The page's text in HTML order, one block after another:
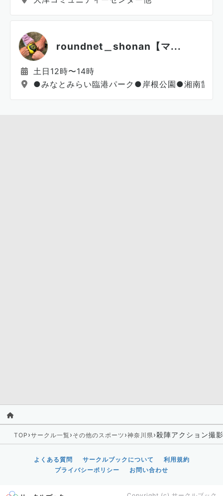
roundnet＿shonan【マ...
土日12時〜14時
●みなとみらい臨港パーク●岸根公園●湘南鵠沼
TOP ›サークル一覧› その他のスポーツ ›神奈川県›殺陣アクション撮
よくある質問 サークルブックについて
利用規約
プライバシーポリシー
お問い合わせ